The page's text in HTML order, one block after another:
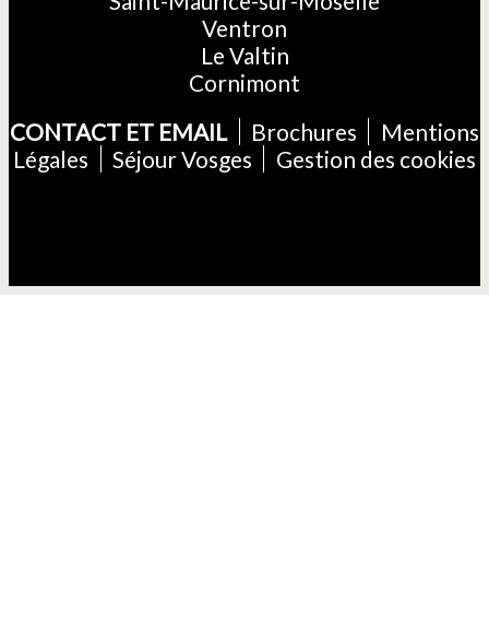
Ventron
Le Valtin
Cornimont
CONTACT ET EMAIL
Brochures
Mentions
Légales
Séjour Vosges Gestion des cookies